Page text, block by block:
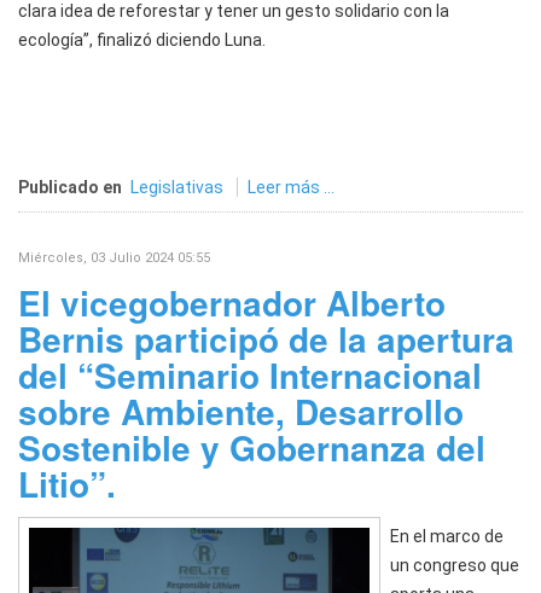
clara idea de reforestar y tener un gesto solidario con la
ecología”, finalizó diciendo Luna.
Publicado en Legislativas Leer más ...
Miércoles, 03 Julio 2024 05:55
El vicegobernador Alberto
Bernis participó de la apertura
del “Seminario Internacional
sobre Ambiente, Desarrollo
Sostenible y Gobernanza del
Litio”.
En el marco de
un congreso que